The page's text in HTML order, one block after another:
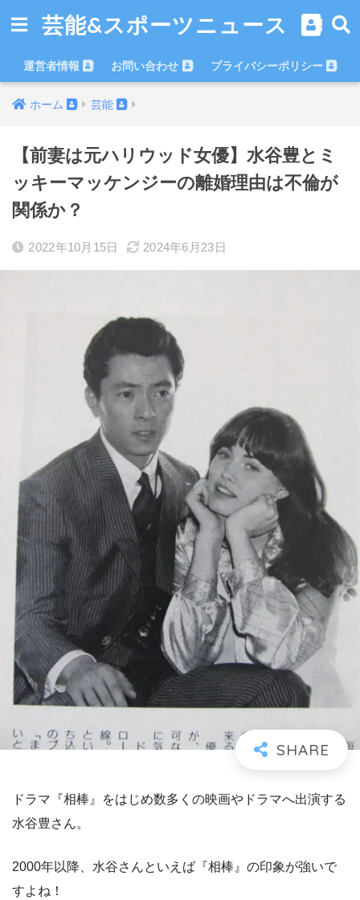
芸能&スポーツニュース
運営者情報 お問い合わせ プライバシーポリシー
ホーム 芸能
【前妻は元ハリウッド女優】水谷豊とミ
ッキーマッケンジーの離婚理由は不倫が
関係か？
2022年10月15日 2024年6月23日
ドラマ『相棒』をはじめ数多くの映画やドラマへ出演する
水谷豊さん。
2000年以降、水谷さんといえば『相棒』の印象が強いで
すよね！